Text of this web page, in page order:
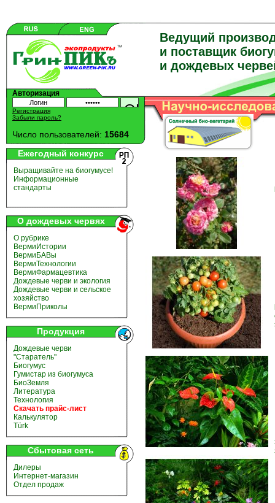
Ведущий
и поставщик
и дождевых
Авторизация
Регистрация
Забыли пароль?
Число пользователей: 15684
Ежегодный конкурс
Выращивайте на биогумусе!
Информационные
стандарты
О дождевых червях
О рубрике
ВермиИстории
ВермиБАВы
ВермиТехнологии
ВермиФармацевтика
Дождевые черви и экология
Дождевые черви и сельское
хозяйство
ВермиПриколы
Продукция
Дождевые черви
"Старатель"
Биогумус
Гумистар из биогумуса
БиоЗемля
Литература
Технология
Скачать прайс-лист
Калькулятор
Türk
Сбытовая сеть
Дилеры
Интернет-магазин
Отдел продаж